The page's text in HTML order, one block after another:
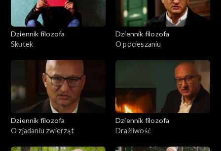
Dziennik filozofa
Skutek
Dziennik filozofa
O pocieszaniu
Dziennik filozofa
O zjadaniu zwierząt
Dziennik filozofa
Drażliwość